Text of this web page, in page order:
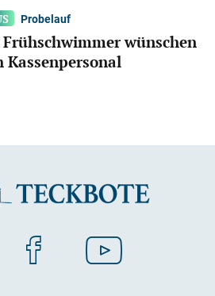
Probelauf
Frühschwimmer wünschen
Kassenpersonal